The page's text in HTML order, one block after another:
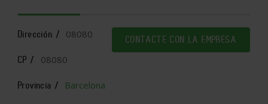
CONTACTE CON LA EMPRESA
Dirección / 08080
CP / 08080
Provincia / Barcelona